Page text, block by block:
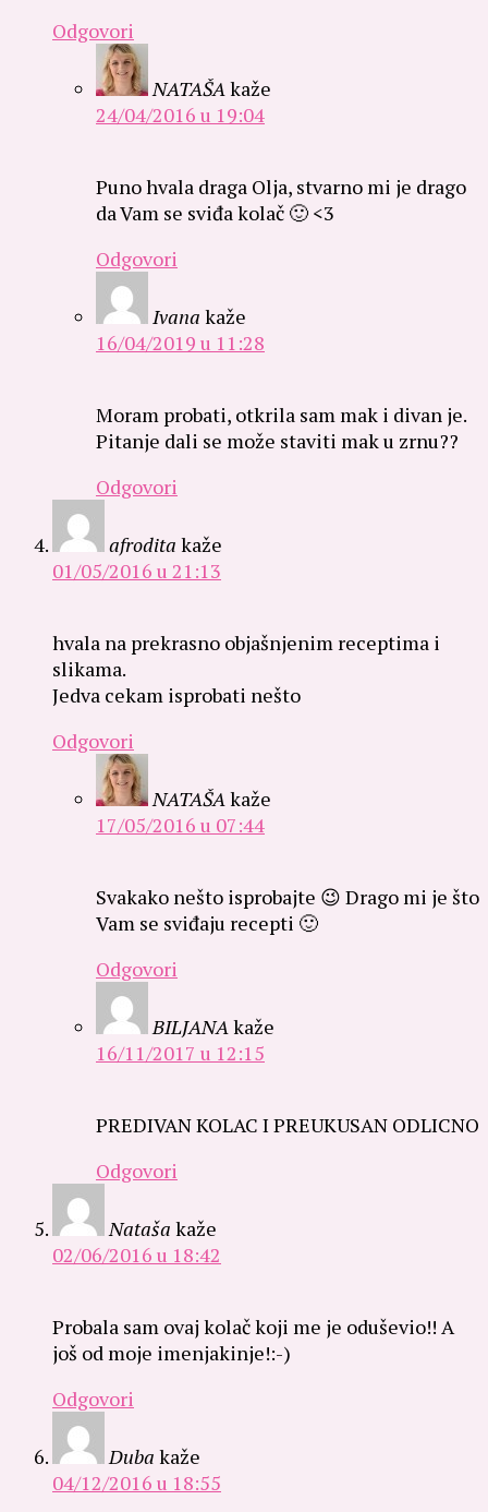
Odgovori
NATAŠAkaže
24/04/2016 u 19:04
Puno hvala draga Olja, stvarno mi je drago
da Vam se sviđa kolač 🙂 <3
Odgovori
Ivana kaže
16/04/2019 u 11:28
Moram probati, otkrila sam mak i divan je.
Pitanje dali se može staviti mak u zrnu??
Odgovori
afrodita kaže
01/05/2016 u 21:13
hvala na prekrasno objašnjenim receptima i
slikama.
Jedva cekam isprobati nešto
Odgovori
NATAŠAkaže
17/05/2016 u 07:44
Svakako nešto isprobajte 😉 Drago mi je što
Vam se sviđaju recepti 🙂
Odgovori
BILJANAkaže
16/11/2017 u 12:15
PREDIVAN KOLAC I PREUKUSAN ODLICNO
Odgovori
Nataša kaže
02/06/2016 u 18:42
Probala sam ovaj kolač koji me je oduševio!! A
još od moje imenjakinje!:-)
Odgovori
Duba kaže
04/12/2016 u 18:55